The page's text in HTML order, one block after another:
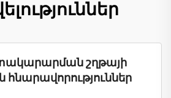
շղթայի
հնարավորություններ